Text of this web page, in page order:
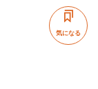
気になる